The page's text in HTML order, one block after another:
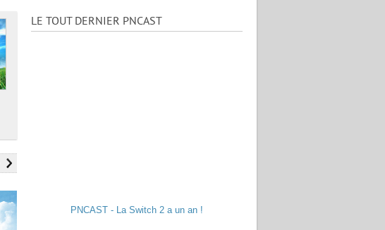
LE TOUT DERNIER PNCAST
PNCAST - La Switch 2 a un an !